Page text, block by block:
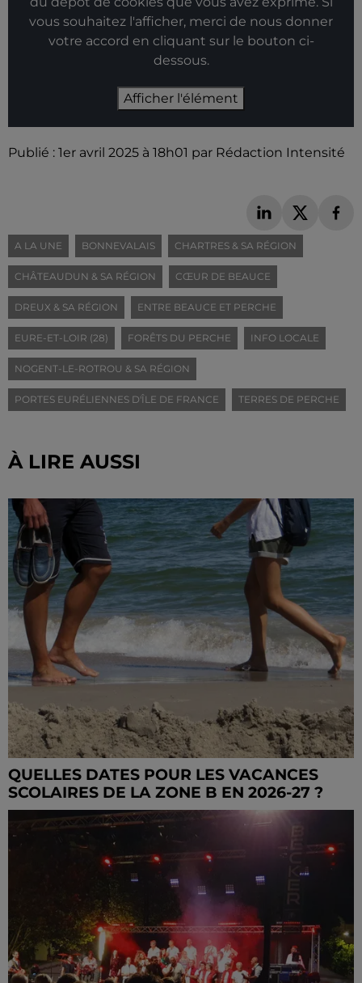
vous souhaitez l'afficher, merci de nous donner
votre accord en cliquant sur le bouton ci-
dessous.
Afficher l'élément
Publié : 1er avril 2025 à 18h01 par Rédaction Intensité
A LA UNE BONNEVALAIS CHARTRES & SA RÉGION
CHÂTEAUDUN & SA RÉGION CŒUR DE BEAUCE
DREUX & SA RÉGION ENTRE BEAUCE ET PERCHE
EURE-ET-LOIR (28) FORÊTS DU PERCHE INFO LOCALE
NOGENT-LE-ROTROU & SA RÉGION
PORTES EURÉLIENNES D'ÎLE DE FRANCE TERRES DE PERCHE
À LIRE AUSSI
QUELLES DATES POUR LES VACANCES
SCOLAIRES DE LA ZONE B EN 2026-27 ?